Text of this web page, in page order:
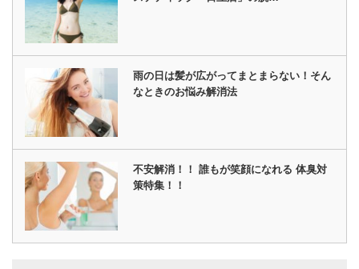
雨の日は髪が広がってまとまらない！そん
なときのお悩み解消法
不安解消！！ 誰もが笑顔になれる 体臭対
策特集！！